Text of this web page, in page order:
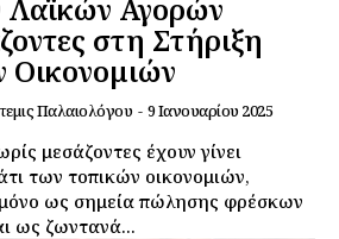
Αγορών
στη Στήριξη
Παλαιολόγου - 9 Ιανουαρίου 2025
μεσάζοντες έχουν γίνει
των τοπικών οικονομιών,
μόνο ως σημεία πώλησης φρέσκων
ως ζωντανά...